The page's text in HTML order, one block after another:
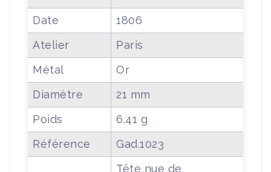
Date
1806
Atelier
Paris
Métal
Or
Diamètre
21 mm
Poids
6.41 g
Référence
Gad.1023
Tête nue de